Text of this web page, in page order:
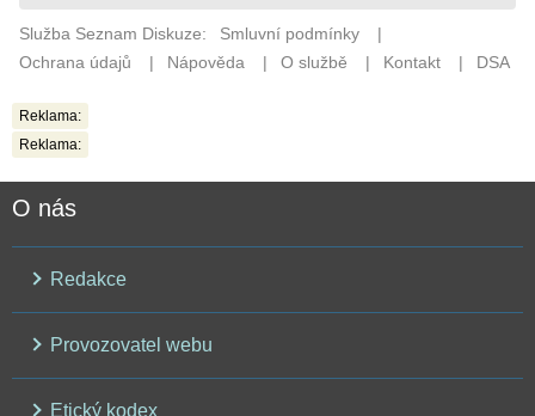
Reklama:
Reklama:
O nás
Redakce
Provozovatel webu
Etický kodex